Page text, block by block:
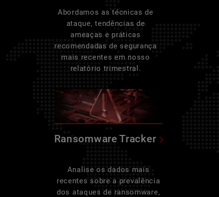
Abordamos as técnicas de
ataque, tendências de
ameaças e práticas
recomendadas de segurança
mais recentes em nosso
relatório trimestral.
Ransomware Tracker
Analise os dados mais
recentes sobre a prevalência
dos ataques de ransomware,